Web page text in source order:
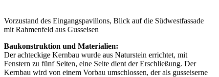
Vorzustand des Eingangspavillons, Blick auf die Südwestfassade
mit Rahmenfeld aus Gusseisen
Baukonstruktion und Materialien:
Der achteckige Kernbau wurde aus Naturstein errichtet, mit
Fenstern zu fünf Seiten, eine Seite dient der Erschließung. Der
Kernbau wird von einem Vorbau umschlossen, der als gusseiserne